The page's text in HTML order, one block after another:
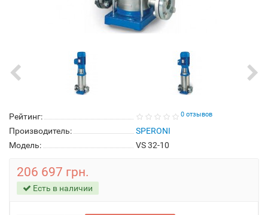
Рейтинг: 0 отзывов
Производитель:
SPERONI
Модель:
VS 32-10
206 697 грн.
Есть в наличии